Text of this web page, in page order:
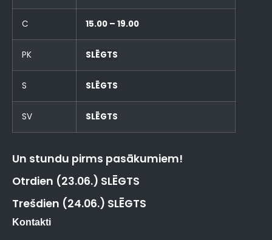
C 15.00 – 19.00
PK SLĒGTS
S SLĒGTS
SV SLĒGTS
Un stundu pirms pasākumiem!
Otrdien (23.06.) SLĒGTS
Trešdien (24.06.) SLĒGTS
Kontakti